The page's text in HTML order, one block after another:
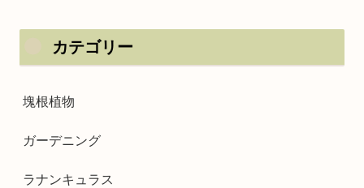
カテゴリー
塊根植物
ガーデニング
ラナンキュラス